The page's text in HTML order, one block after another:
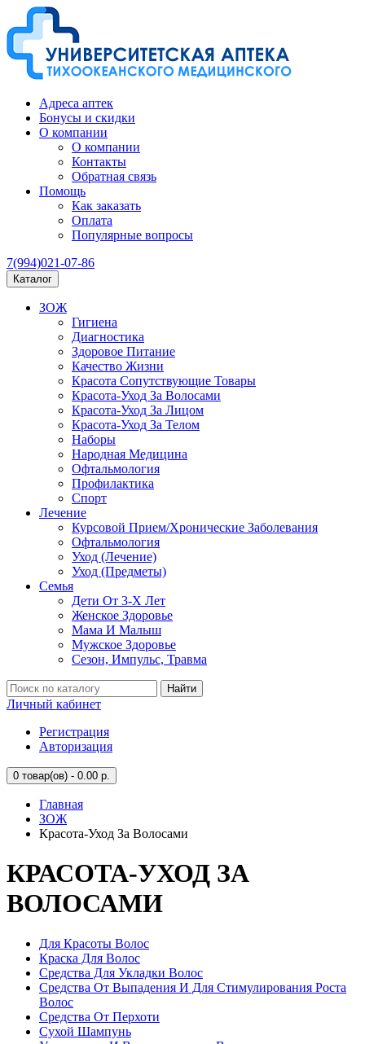
Адреса аптек
Бонусы и скидки
О компании
О компании
Контакты
Обратная связь
Помощь
Как заказать
Оплата
Популярные вопросы
7(994)021-07-86
Каталог
ЗОЖ
Гигиена
Диагностика
Здоровое Питание
Качество Жизни
Красота Сопутствующие Товары
Красота-Уход За Волосами
Красота-Уход За Лицом
Красота-Уход За Телом
Наборы
Народная Медицина
Офтальмология
Профилактика
Спорт
Лечение
Курсовой Прием/Хронические Заболевания
Офтальмология
Уход (Лечение)
Уход (Предметы)
Семья
Дети От 3-Х Лет
Женское Здоровье
Мама И Малыш
Мужское Здоровье
Сезон, Импульс, Травма
Найти
Личный кабинет
Регистрация
Авторизация
0 товар(ов) - 0.00 р.
Главная
ЗОЖ
Красота-Уход За Волосами
КРАСОТА-УХОД ЗА
ВОЛОСАМИ
Для Красоты Волос
Краска Для Волос
Средства Для Укладки Волос
Средства От Выпадения И Для Стимулирования Роста
Волос
Средства От Перхоти
Сухой Шампунь